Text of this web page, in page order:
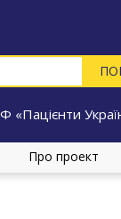
«Пацієнти
Про проект